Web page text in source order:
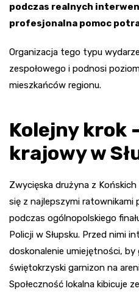
podczas realnych
profesjonalna pomoc
Organizacja tego typu
zespołowego i podnosi
mieszkańców regionu.
Kolejny krok
krajowy w
Zwycięska drużyna z
się z najlepszymi ratownikami
podczas ogólnopolskiego
Policji w Słupsku. Przed nimi
doskonalenie umiejętności,
świętokrzyski garnizon na
Społeczność lokalna kibicuje